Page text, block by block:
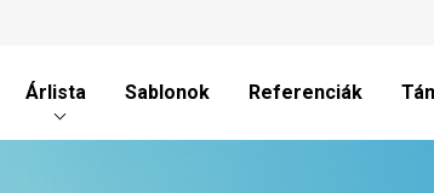
Árlista Sablonok Referenciák